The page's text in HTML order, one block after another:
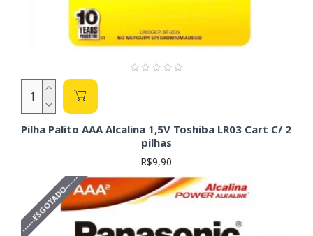
dispositivo para escolher a pilha correta. Utilizar pilhas com
tensão inadequada pode danificar o equipamento.
Pilha Palito AAA Alcalina 1,5V Toshiba LR03 Cart C/ 2
pilhas
R$9,90
------ESGOTADO------